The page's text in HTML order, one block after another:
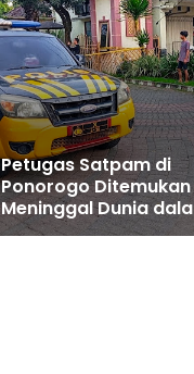
Petugas Satpam di
Ponorogo Ditemukan
Meninggal Dunia
Pos, Diduga Kena